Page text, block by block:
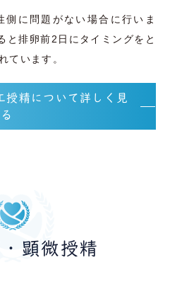
側に問題がない場合に行いま
排卵前2日にタイミングをと
ています。
授精について詳しく見
る
顕微授精